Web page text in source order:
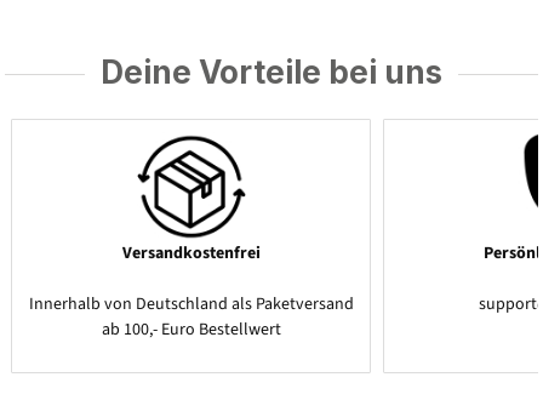
Deine Vorteile bei uns
Versandkostenfrei
Innerhalb von Deutschland als Paketversand
ab 100,- Euro Bestellwert